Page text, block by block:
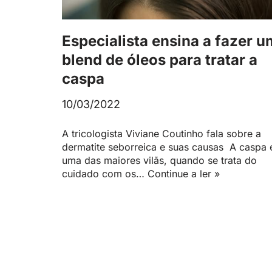
Especialista ensina a fazer
blend de óleos para tratar a
caspa
10/03/2022
A tricologista Viviane Coutinho fala sobre a
dermatite seborreica e suas causas A caspa
uma das maiores vilãs, quando se trata do
cuidado com os… Continue a ler »